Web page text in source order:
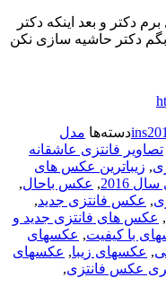
دکتر و بعد اینکه دکتر
دکتر حاشیه سازی نکن
دسته‌ها مدل
تصاویر فانتزی عاشقانه
, زیباترین عکس های
2016
, عکس باحال,
, عکس فانتزی جدید,
, عکس های فانتزی جدید و
با کیفیت, عکسهای
, عکسهای زیبا, عکسهای
عکس فانتزی,